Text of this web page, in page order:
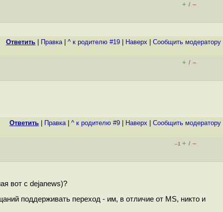
+ / –
Ответить Правка| ^ к родителю #19 Наверх Cообщить модератору
+ / –
Ответить Правка| ^ к родителю #9 Наверх Cообщить модератору
–1 + / –
вот с dejanews)?
поддерживать переход - им, в отличие от MS, никто и